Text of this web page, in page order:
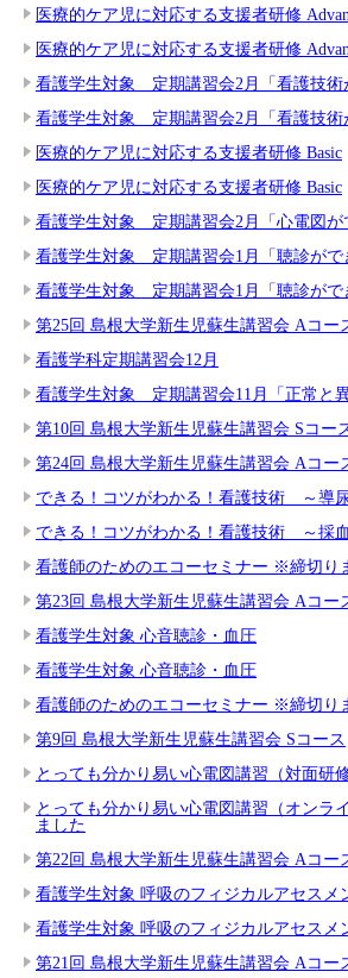
医療的ケア児に対応する支援者研修
医療的ケア児に対応する支援者研修
看護学生対象 定期講習会2月「看護技術
看護学生対象 定期講習会2月「看護技術
医療的ケア児に対応する支援者研修 Basic
医療的ケア児に対応する支援者研修 Basic
看護学生対象 定期講習会2月「心電図が
看護学生対象 定期講習会1月「聴診がで
看護学生対象 定期講習会1月「聴診がで
第25回 島根大学新生児蘇生講習会 Aコー
看護学科定期講習会12月
看護学生対象 定期講習会11月「正常と異
第10回 島根大学新生児蘇生講習会 Sコー
第24回 島根大学新生児蘇生講習会 Aコー
できる！コツがわかる！看護技術 ～導
できる！コツがわかる！看護技術 ～採
看護師のためのエコーセミナー ※締切り
第23回 島根大学新生児蘇生講習会 Aコ
看護学生対象 心音聴診・血圧
看護学生対象 心音聴診・血圧
看護師のためのエコーセミナー ※締切り
第9回 島根大学新生児蘇生講習会 Sコース
とっても分かり易い心電図講習（対面研
とっても分かり易い心電図講習（オンラ
ました
第22回 島根大学新生児蘇生講習会 Aコ
看護学生対象 呼吸のフィジカルアセスメ
看護学生対象 呼吸のフィジカルアセスメ
第21回 島根大学新生児蘇生講習会 Aコ